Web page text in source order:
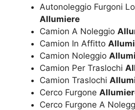
Autonoleggio Furgoni
Allumiere
Camion A Noleggio
Camion In Affitto
Camion Noleggio
Camion Per Traslochi
Camion Traslochi
Cerco Furgone
Cerco Furgone A